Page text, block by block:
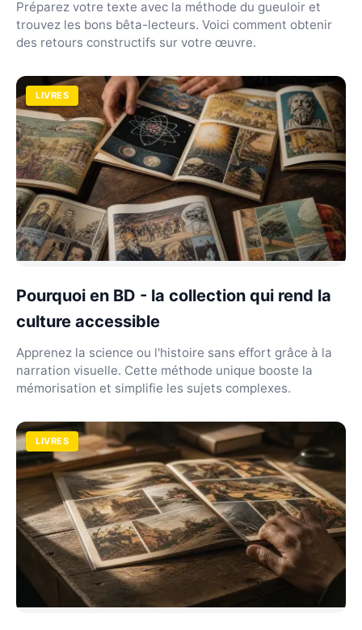
Préparez votre texte avec la méthode du gueuloir et
trouvez les bons bêta-lecteurs. Voici comment obtenir
des retours constructifs sur votre œuvre.
LIVRES
Pourquoi en BD - la collection qui rend la
culture accessible
Apprenez la science ou l'histoire sans effort grâce à la
narration visuelle. Cette méthode unique booste la
mémorisation et simplifie les sujets complexes.
LIVRES